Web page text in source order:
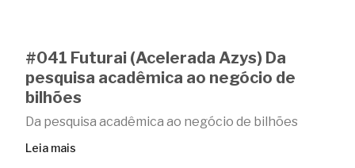
#041 Futurai (Acelerada Azys) Da
pesquisa acadêmica ao negócio de
bilhões
Da pesquisa acadêmica ao negócio de bilhões
Leia mais